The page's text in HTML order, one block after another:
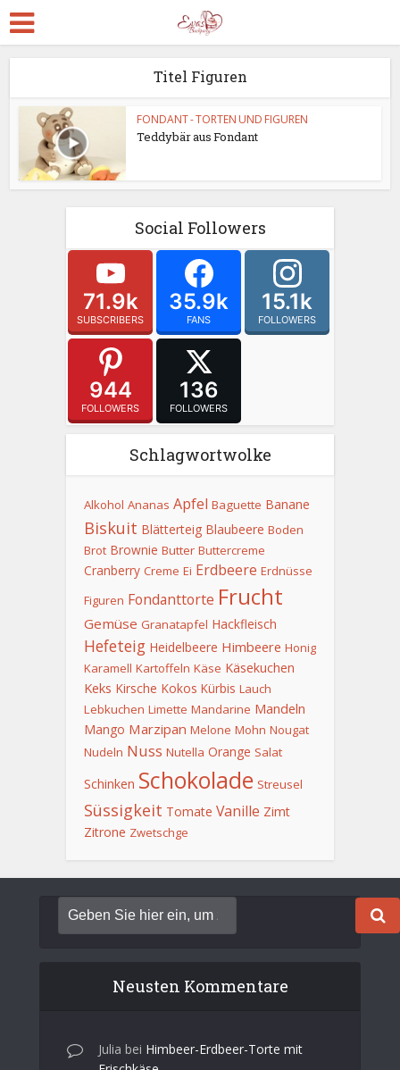
Titel Figuren
FONDANT - TORTEN UND FIGUREN
Teddybär aus Fondant
Social Followers
71.9k
SUBSCRIBERS
35.9k
FANS
15.1k
FOLLOWERS
944
FOLLOWERS
136
FOLLOWERS
Schlagwortwolke
Alkohol Ananas Apfel Baguette Banane
Biskuit Blätterteig Blaubeere Boden
Brot Brownie Butter Buttercreme
Cranberry Creme Ei Erdbeere Erdnüsse
Figuren Fondanttorte Frucht
Gemüse Granatapfel Hackfleisch
Hefeteig Heidelbeere Himbeere Honig
Karamell Kartoffeln Käse Käsekuchen
Keks Kirsche Kokos Kürbis Lauch
Lebkuchen Limette Mandarine Mandeln
Mango Marzipan Melone Mohn Nougat
Nudeln Nuss Nutella Orange Salat
Schinken Schokolade Streusel
Süssigkeit Tomate Vanille Zimt
Zitrone Zwetschge
Neusten Kommentare
Julia bei Himbeer-Erdbeer-Torte mit